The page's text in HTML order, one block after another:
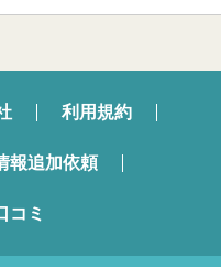
利用規約
報追加依頼
コミ